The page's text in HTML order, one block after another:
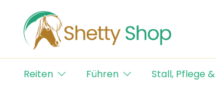
content
Shetty Shop
Der Schweizer Online Shop für Shetty-
Reiten
Führen Stall, Pflege